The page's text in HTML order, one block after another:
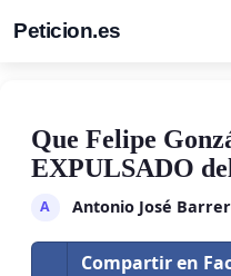
Peticion.es
Que Felipe
EXPULSADO
A Antonio José
Compartir en